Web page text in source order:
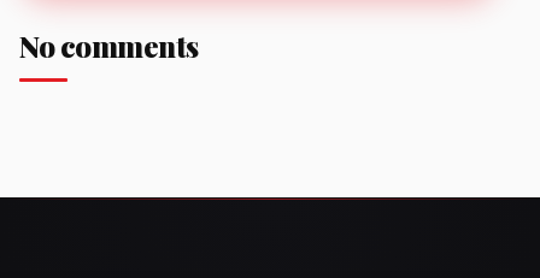
No comments